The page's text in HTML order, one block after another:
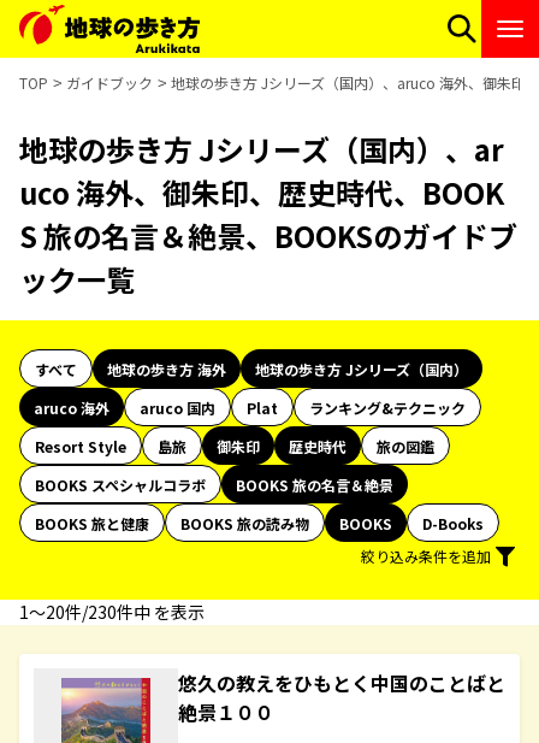
TOP ガイドブック 地球の歩き方 Jシリーズ（国内）、aruco 海外、御朱印
地球の歩き方 Jシリーズ（国内）、ar
uco 海外、御朱印、歴史時代、BOOK
S 旅の名言＆絶景、BOOKSのガイドブ
ック一覧
すべて 地球の歩き方 海外
地球の歩き方 Jシリーズ（国内）
aruco 海外
aruco 国内 Plat
ランキング&テクニック
Resort Style
島旅 御朱印 歴史時代
旅の図鑑
BOOKS スペシャルコラボ
BOOKS 旅の名言＆絶景
BOOKS 旅と健康
BOOKS 旅の読み物 BOOKS
D-Books
絞り込み条件を追加
1〜20件/230件中 を表示
悠久の教えをひもとく中国のことばと
絶景１００